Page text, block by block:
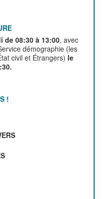
de 08:30 à 13:00, avec
démographie (les
civil et Étrangers) le
!